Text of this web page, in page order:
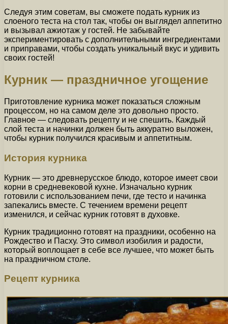
Следуя этим советам, вы сможете подать курник из
слоеного теста на стол так, чтобы он выглядел аппетитно
и вызывал ажиотаж у гостей. Не забывайте
экспериментировать с дополнительными ингредиентами
и приправами, чтобы создать уникальный вкус и удивить
своих гостей!
Курник — праздничное угощение
Приготовление курника может показаться сложным
процессом, но на самом деле это довольно просто.
Главное — следовать рецепту и не спешить. Каждый
слой теста и начинки должен быть аккуратно выложен,
чтобы курник получился красивым и аппетитным.
История курника
Курник — это древнерусское блюдо, которое имеет свои
корни в средневековой кухне. Изначально курник
готовили с использованием печи, где тесто и начинка
запекались вместе. С течением времени рецепт
изменился, и сейчас курник готовят в духовке.
Курник традиционно готовят на праздники, особенно на
Рождество и Пасху. Это символ изобилия и радости,
который воплощает в себе все лучшее, что может быть
на праздничном столе.
Рецепт курника